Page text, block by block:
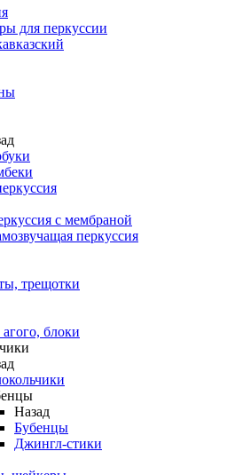
для перкуссии
с мембраной
перкуссия
трещотки
блоки
Назад
Бубенцы
Джингл-стики